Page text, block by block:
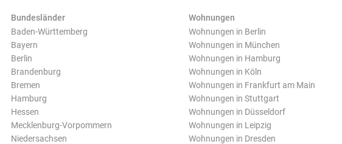
Bundesländer
Baden-Württemberg
Bayern
Berlin
Brandenburg
Bremen
Hamburg
Hessen
Mecklenburg-Vorpommern
Niedersachsen
Wohnungen
Wohnungen in Berlin
Wohnungen in München
Wohnungen in Hamburg
Wohnungen in Köln
Wohnungen in Frankfurt am Main
Wohnungen in Stuttgart
Wohnungen in Düsseldorf
Wohnungen in Leipzig
Wohnungen in Dresden